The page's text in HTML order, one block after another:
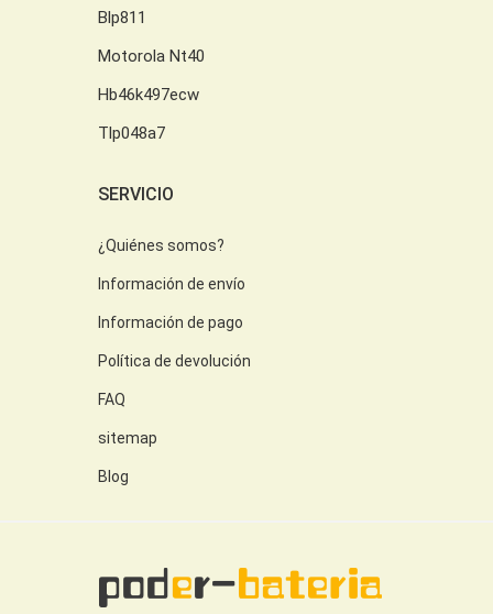
Blp811
Motorola Nt40
Hb46k497ecw
Tlp048a7
SERVICIO
¿Quiénes somos?
Información de envío
Información de pago
Política de devolución
FAQ
sitemap
Blog